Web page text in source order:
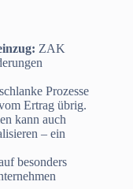
ZAK
Prozesse
Ertrag übrig.
kann auch
– ein
besonders